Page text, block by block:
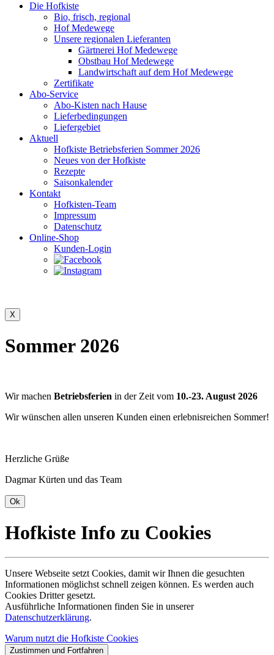
Die Hofkiste
Bio, frisch, regional
Hof Medewege
Unsere regionalen Lieferanten
Gärtnerei Hof Medewege
Obstbau Hof Medewege
Landwirtschaft auf dem Hof Medewege
Zertifikate
Abo-Service
Abo-Kisten nach Hause
Lieferbedingungen
Liefergebiet
Aktuell
Hofkiste Betriebsferien Sommer 2026
Neues von der Hofkiste
Rezepte
Saisonkalender
Kontakt
Hofkisten-Team
Impressum
Datenschutz
Online-Shop
Kunden-Login
Sommer 2026
Wir machen Betriebsferien in der Zeit vom 10.-23. August 2026
Wir wünschen allen unseren Kunden einen erlebnisreichen Sommer!
Herzliche Grüße
Dagmar Kürten und das Team
Hofkiste Info zu Cookies
Unsere Webseite setzt Cookies, damit wir Ihnen die gesuchten
Informationen möglichst schnell zeigen können. Es werden auch
Cookies Dritter gesetzt.
Ausführliche Informationen finden Sie in unserer
Datenschutzerklärung.
Warum nutzt die Hofkiste Cookies